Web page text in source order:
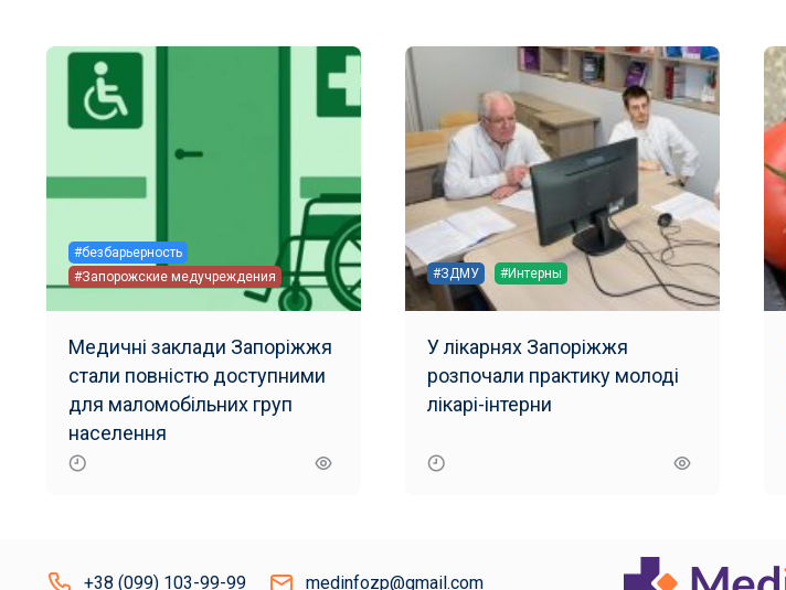
#безбарьерность
#Запорожские медучреждения
Медичні заклади Запоріжжя
стали повністю доступними
для маломобільних груп
населення
#ЗДМУ #Интерны
У лікарнях Запоріжжя
розпочали практику молоді
лікарі-інтерни
+38 (099) 103-99-99 medinfozp@gmail.com